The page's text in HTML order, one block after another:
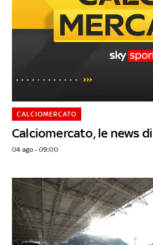
Calciomercato, le news
CALCIOMERCATO
04 ago - 09:00